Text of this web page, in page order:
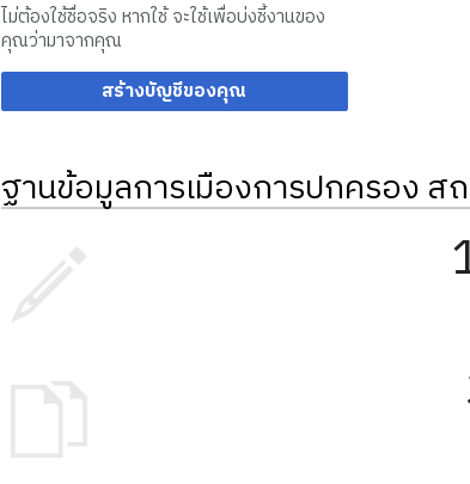
ไม่ต้องใช้ชื่อจริง หากใช้ จะใช้เพื่อบ่งชี้งานของ
คุณว่ามาจากคุณ
สร้างบัญชีของคุณ
ฐานข้อมูลการเมืองการปกครอง